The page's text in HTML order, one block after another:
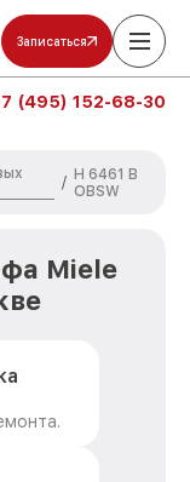
Записаться
(495) 152-68-30
/ H 6461 B
OBSW
Miele